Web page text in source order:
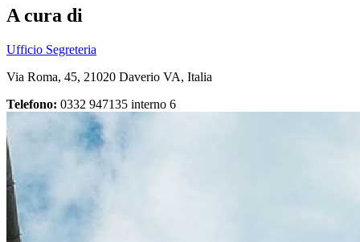
A cura di
Ufficio Segreteria
Via Roma, 45, 21020 Daverio VA, Italia
Telefono: 0332 947135 interno 6